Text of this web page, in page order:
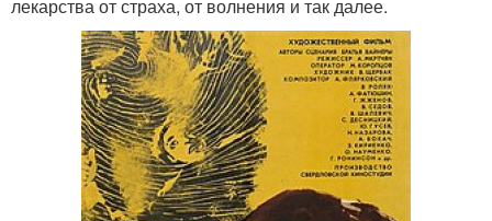
лекарства от страха, от волнения и так далее.